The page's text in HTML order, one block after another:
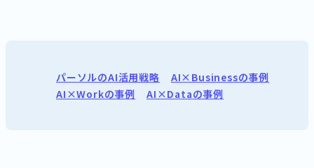
パーソルのAI活用戦略
AI×Businessの事例
AI×Workの事例
AI×Dataの事例